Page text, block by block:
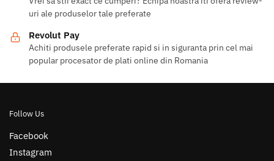
uri ale produselor tale preferate
Revolut Pay
Achiti produsele preferate rapid si in siguranta prin cel mai
popular procesator de plati online din Romania
Follow Us
Facebook
Instagram